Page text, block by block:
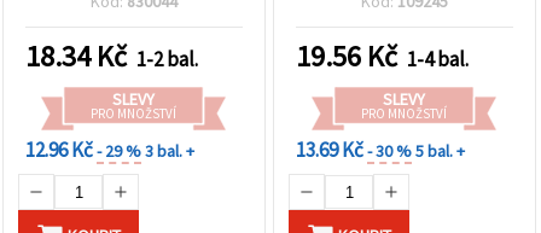
18.34Kč 1-2 bal.
SLEVY
PRO MNOŽSTVÍ
12.96 Kč- 29 %3 bal. +
19.56 Kč 1-4 bal.
SLEVY
PRO MNOŽSTVÍ
13.69 Kč- 30 %5 bal. +